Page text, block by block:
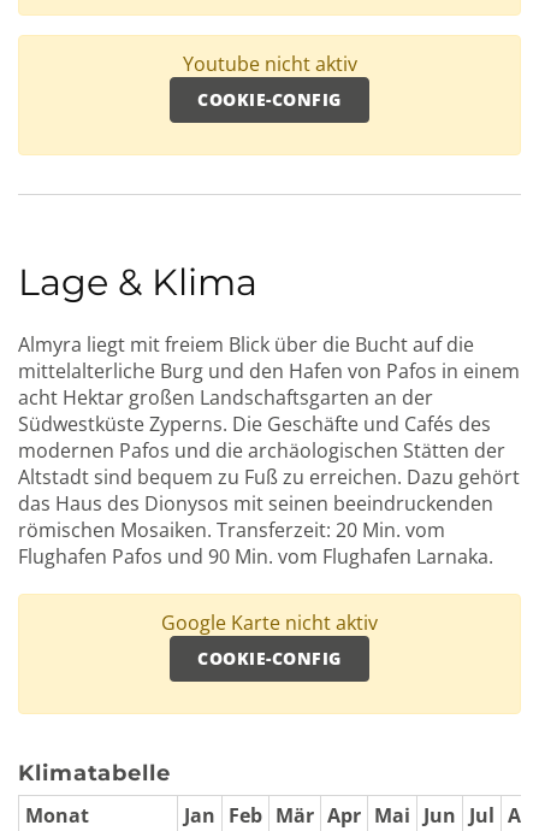
Youtube nicht aktiv
COOKIE-CONFIG
Lage & Klima
Almyra liegt mit freiem Blick über die Bucht auf die
mittelalterliche Burg und den Hafen von Pafos in einem
acht Hektar großen Landschaftsgarten an der
Südwestküste Zyperns. Die Geschäfte und Cafés des
modernen Pafos und die archäologischen Stätten der
Altstadt sind bequem zu Fuß zu erreichen. Dazu gehört
das Haus des Dionysos mit seinen beeindruckenden
römischen Mosaiken. Transferzeit: 20 Min. vom
Flughafen Pafos und 90 Min. vom Flughafen Larnaka.
Google Karte nicht aktiv
COOKIE-CONFIG
Klimatabelle
Monat
Jan Feb Mär Apr Mai Jun Jul